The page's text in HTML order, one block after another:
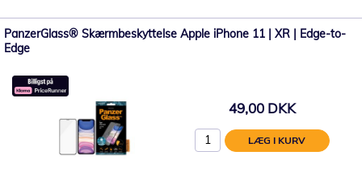
PanzerGlass® Skærmbeskyttelse Apple iPhone 11 | XR | Edge-to-
Edge
49,00 DKK
LÆG I KURV